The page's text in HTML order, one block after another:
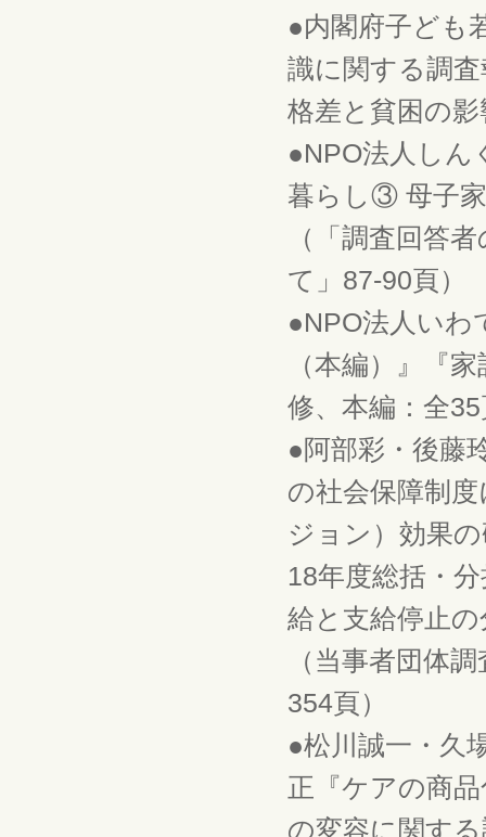
●内閣府子ども
識に関する調
格差と貧困の
●NPO法人しん
暮らし③ 母子
（「調査回答
て」87-90頁）
●NPO法人いわ
（本編）』『
修、本編：全
●阿部彩・後藤
の社会保障制
ジョン）効果
18年度総括・
給と支給停止
（当事者団体
354頁）
●松川誠一・久
正『ケアの商
の変容に関す